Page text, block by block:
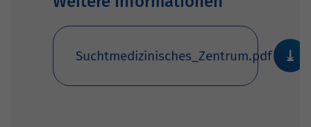
Suchtmedizinisches_Zentrum.pdf